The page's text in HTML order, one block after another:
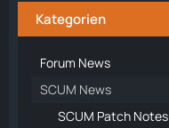
Kategorien
Forum News
SCUM News
SCUM Patch Notes